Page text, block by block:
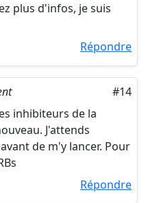
plus d'infos, je suis
Répondre
#14
inhibiteurs de la
J'attends
de m'y lancer. Pour
Répondre